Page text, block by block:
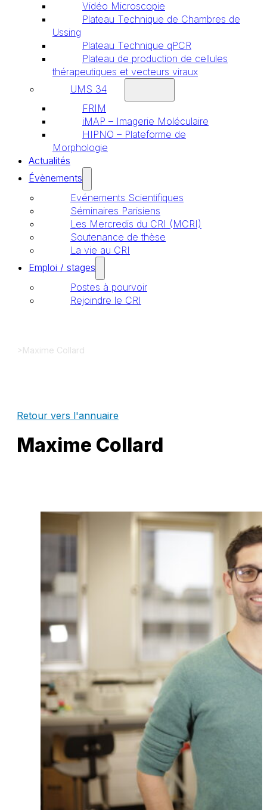
Vidéo Microscopie
Plateau Technique de Chambres de
Ussing
Plateau Technique qPCR
Plateau de production de cellules
thérapeutiques et vecteurs viraux
UMS 34
FRIM
iMAP – Imagerie Moléculaire
HIPNO – Plateforme de
Morphologie
Actualités
Évènements
Evénements Scientifiques
Séminaires Parisiens
Les Mercredis du CRI (MCRI)
Soutenance de thèse
La vie au CRI
Emploi / stages
Postes à pourvoir
Rejoindre le CRI
>Maxime Collard
Retour vers l'annuaire
Maxime Collard